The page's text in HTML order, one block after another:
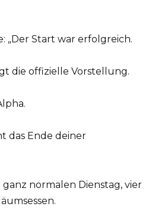
„Der Start war erfolgreich.
die offizielle Vorstellung.
das Ende deiner
ganz normalen Dienstag, vier